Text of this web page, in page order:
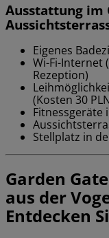
Ausstattung im
Eigenes
Wi-Fi-Internet
Rezeption)
(Kosten 30
Fitnessgeräte
Stellplatz in
Garden
aus der
Entdecken